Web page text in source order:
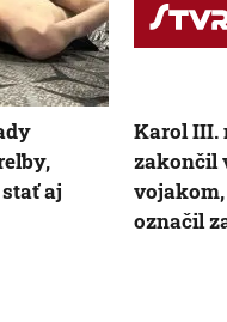
aj
Karol III.
zakončil
označil